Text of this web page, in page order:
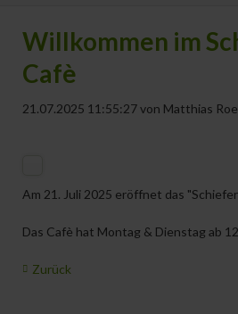
Willkommen im
Cafè
21.07.2025 11:55:27von Matthias
Am 21. Juli 2025 eröffnet das
Das Cafè hat Montag & Dienstag ab
Zurück